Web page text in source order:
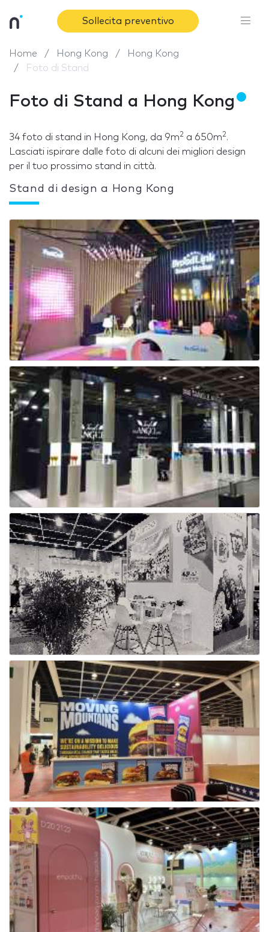
Sollecita preventivo
Home Hong Kong
Hong Kong
Foto di Stand
Foto di Stand a Hong Kong
34 foto di stand in Hong Kong, da 9m2 a 650m2.
Lasciati ispirare dalle foto di alcuni dei migliori design
per il tuo prossimo stand in città.
Stand di design a Hong Kong